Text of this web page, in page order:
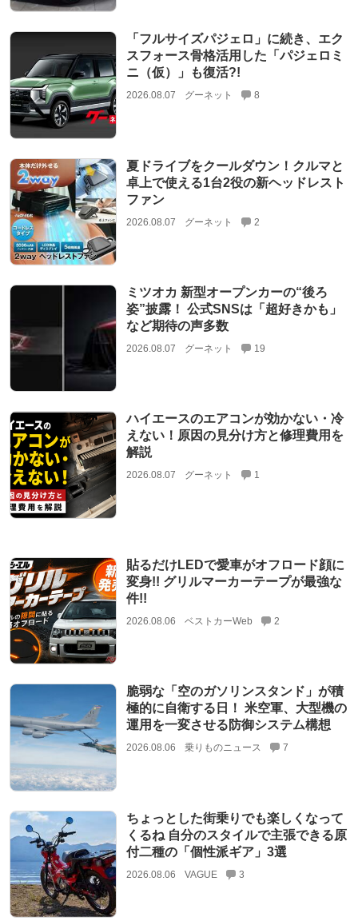
「フルサイズパジェロ」に続き、エク
スフォース骨格活用した「パジェロミ
ニ（仮）」も復活?!
2026.08.07 グーネット 8
夏ドライブをクールダウン！クルマと
卓上で使える1台2役の新ヘッドレスト
ファン
2026.08.07 グーネット 2
ミツオカ 新型オープンカーの“後ろ
姿”披露！ 公式SNSは「超好きかも」
など期待の声多数
2026.08.07 グーネット 19
ハイエースのエアコンが効かない・冷
えない！原因の見分け方と修理費用を
解説
2026.08.07 グーネット 1
貼るだけLEDで愛車がオフロード顔に
変身!! グリルマーカーテープが最強な
件!!
2026.08.06 ベストカーWeb 2
脆弱な「空のガソリンスタンド」が積
極的に自衛する日！ 米空軍、大型機の
運用を一変させる防御システム構想
2026.08.06 乗りものニュース 7
ちょっとした街乗りでも楽しくなって
くるね 自分のスタイルで主張できる原
付二種の「個性派ギア」3選
2026.08.06 VAGUE 3